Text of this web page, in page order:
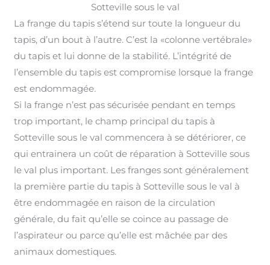
Sotteville sous le val
La frange du tapis s’étend sur toute la longueur du
tapis, d’un bout à l’autre. C’est la «colonne vertébrale»
du tapis et lui donne de la stabilité. L’intégrité de
l’ensemble du tapis est compromise lorsque la frange
est endommagée.
Si la frange n’est pas sécurisée pendant en temps
trop important, le champ principal du tapis à
Sotteville sous le val commencera à se détériorer, ce
qui entrainera un coût de réparation à Sotteville sous
le val plus important. Les franges sont généralement
la première partie du tapis à Sotteville sous le val à
être endommagée en raison de la circulation
générale, du fait qu’elle se coince au passage de
l’aspirateur ou parce qu’elle est mâchée par des
animaux domestiques.